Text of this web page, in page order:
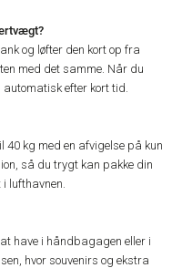
og løfter den kort op fra
med det samme. Når du
efter kort tid.
kg med en afvigelse på kun
så du trygt kan pakke din
lufthavnen.
have i håndbagagen eller i
hvor souvenirs og ekstra